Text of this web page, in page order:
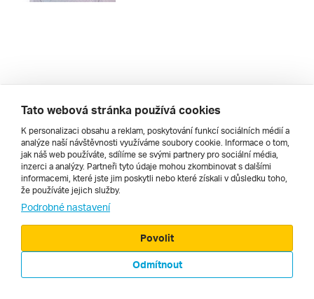
© 2000 - 2026, Zájezdy.cz
Tato webová stránka používá cookies
K personalizaci obsahu a reklam, poskytování funkcí sociálních médií a
analýze naší návštěvnosti využíváme soubory cookie. Informace o tom,
jak náš web používáte, sdílíme se svými partnery pro sociální média,
inzerci a analýzy. Partneři tyto údaje mohou zkombinovat s dalšími
informacemi, které jste jim poskytli nebo které získali v důsledku toho,
že používáte jejich služby.
Podrobné nastavení
Odmítnout
Povolit